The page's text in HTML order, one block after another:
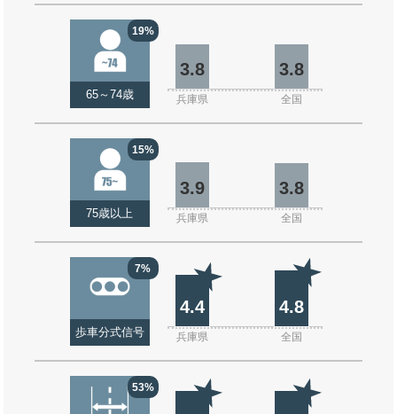
19%
65～74歳
3.8 3.8
兵庫県 全国
15%
75歳以上
3.9 3.8
兵庫県 全国
7%
歩車分式信号
4.4 4.8
兵庫県 全国
53%